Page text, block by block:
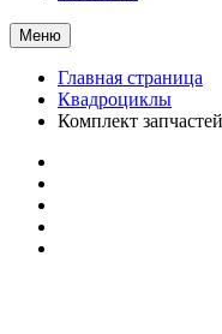
Меню
Главная страница
Квадроциклы
Комплект